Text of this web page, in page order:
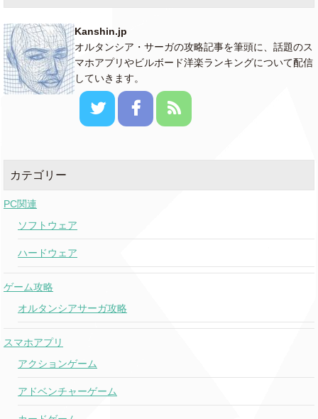
Kanshin.jp
オルタンシア・サーガの攻略記事を筆頭に、話題のス
マホアプリやビルボード洋楽ランキングについて配信
していきます。
カテゴリー
PC関連
ソフトウェア
ハードウェア
ゲーム攻略
オルタンシアサーガ攻略
スマホアプリ
アクションゲーム
アドベンチャーゲーム